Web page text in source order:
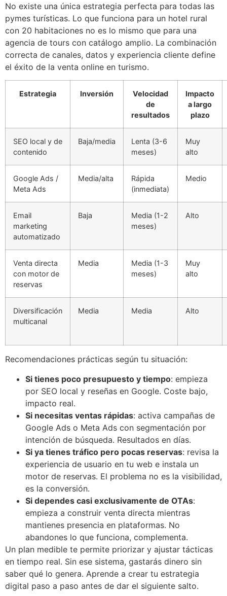
No existe una única estrategia perfecta para todas las
pymes turísticas. Lo que funciona para un hotel rural
con 20 habitaciones no es lo mismo que para una
agencia de tours con catálogo amplio. La combinación
correcta de canales, datos y experiencia cliente define
el éxito de la venta online en turismo.
Estrategia Inversión
Velocidad
de
resultados
Impacto
a largo
plazo
SEO local y de
contenido
Baja/media
Lenta (3-6
meses)
Muy
alto
Google Ads /
Meta Ads
Media/alta
Rápida
(inmediata)
Medio
Email
marketing
automatizado
Baja
Media (1-2
meses)
Alto
Venta directa
con motor de
reservas
Media
Media (1-3
meses)
Muy
alto
Diversificación
multicanal
Media Media Alto
Recomendaciones prácticas según tu situación:
Si tienes poco presupuesto y tiempo: empieza
por SEO local y reseñas en Google. Coste bajo,
impacto real.
Si necesitas ventas rápidas: activa campañas de
Google Ads o Meta Ads con segmentación por
intención de búsqueda. Resultados en días.
Si ya tienes tráfico pero pocas reservas: revisa la
experiencia de usuario en tu web e instala un
motor de reservas. El problema no es la visibilidad,
es la conversión.
Si dependes casi exclusivamente de OTAs:
empieza a construir venta directa mientras
mantienes presencia en plataformas. No
abandones lo que funciona, complementa.
Un plan medible te permite priorizar y ajustar tácticas
en tiempo real. Sin ese sistema, gastarás dinero sin
saber qué lo genera. Aprende a crear tu estrategia
digital paso a paso antes de dar el siguiente salto.